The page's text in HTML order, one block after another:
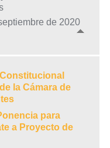
de 2020
la Cámara de
para
a Proyecto de